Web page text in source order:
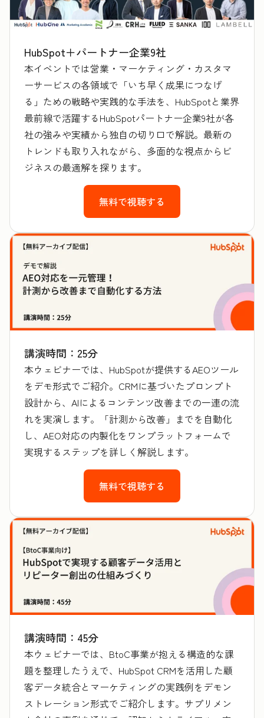
HubSpot＋パートナー企業9社
本イベントでは営業・マーケティング・カスタマ
ーサービスの各領域で「いち早く成果につなげ
る」ための戦略や実践的な手法を、HubSpotと業界
最前線で活躍するHubSpotパートナー企業9社が各
社の強みや実績から独自の切り口で解説。最新の
トレンドも取り入れながら、多面的な視点からビ
ジネスの最適解を探ります。
無料で視聴する
講演時間：25分
本ウェビナーでは、HubSpotが提供するAEOツール
をデモ形式でご紹介。CRMに基づいたプロンプト
設計から、AIによるコンテンツ改善までの一連の流
れを実演します。「計測から改善」までを自動化
し、AEO対応の内製化をワンプラットフォームで
実現するステップを詳しく解説します。
無料で視聴する
講演時間：45分
本ウェビナーでは、BtoC事業が抱える構造的な課
題を整理したうえで、HubSpot CRMを活用した顧
客データ統合とマーケティングの実践例をデモン
ストレーション形式でご紹介します。サプリメン